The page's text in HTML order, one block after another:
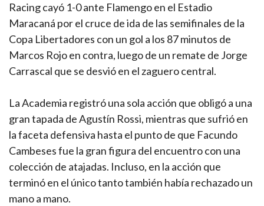
Racing cayó 1-0 ante Flamengo en el Estadio
Maracaná por el cruce de ida de las semifinales de la
Copa Libertadores con un gol a los 87 minutos de
Marcos Rojo en contra, luego de un remate de Jorge
Carrascal que se desvió en el zaguero central.
La Academia registró una sola acción que obligó a una
gran tapada de Agustín Rossi, mientras que sufrió en
la faceta defensiva hasta el punto de que Facundo
Cambeses fue la gran figura del encuentro con una
colección de atajadas. Incluso, en la acción que
terminó en el único tanto también había rechazado un
mano a mano.